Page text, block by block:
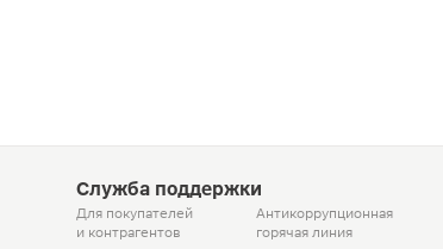
Служба поддержки
Для покупателей
и контрагентов
Антикоррупционная
горячая линия